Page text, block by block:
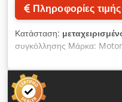
Πληροφορίες τιμής
Κατάσταση:
συγκόλλησης Μάρκα:
W45/635/2.2/F1CS - A45
συγκόλλησης με μία θέση
αρθρωτούς ρομποτικούς
περιστρεφόμενο τραπέζι